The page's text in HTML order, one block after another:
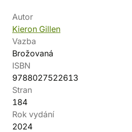
Autor
Kieron Gillen
Vazba
Brožovaná
ISBN
9788027522613
Stran
184
Rok vydání
2024